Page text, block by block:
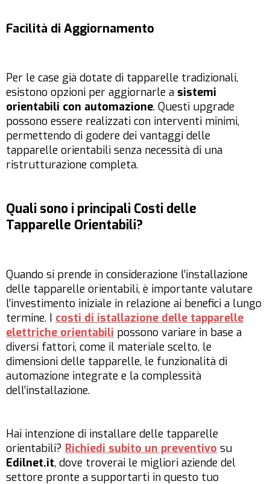
Facilità di Aggiornamento
Per le case già dotate di tapparelle tradizionali,
esistono opzioni per aggiornarle a sistemi
orientabili con automazione. Questi upgrade
possono essere realizzati con interventi minimi,
permettendo di godere dei vantaggi delle
tapparelle orientabili senza necessità di una
ristrutturazione completa.
Quali sono i principali Costi delle
Tapparelle Orientabili?
Quando si prende in considerazione l’installazione
delle tapparelle orientabili, è importante valutare
l’investimento iniziale in relazione ai benefici a lungo
termine. I costi di istallazione delle tapparelle
elettriche orientabili possono variare in base a
diversi fattori, come il materiale scelto, le
dimensioni delle tapparelle, le funzionalità di
automazione integrate e la complessità
dell’installazione.
Hai intenzione di installare delle tapparelle
orientabili? Richiedi subito un preventivo su
Edilnet.it, dove troverai le migliori aziende del
settore pronte a supportarti in questo tuo